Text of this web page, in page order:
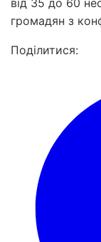
громадян з
Поділитися: